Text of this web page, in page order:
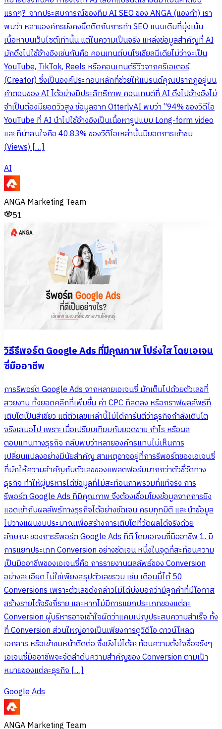
แรกๆ? จากประสบการณ์ของทีม AI SEO ของ ANGA (แองก้า) เรา
พบว่า หลายองค์กรยังคงยึดติดกับการทำ SEO แบบเดิมที่มุ่งเน้น
เนื้อหาบนเว็บไซต์เท่านั้น แต่ในความเป็นจริง แหล่งข้อมูลสำคัญที่ AI
มักดึงไปใช้อ้างอิงเช่นกันคือ คอนเทนต์บนโซเชียลมีเดียไม่ว่าจะเป็น
YouTube, TikTok, Reels หรือคอนเทนต์รีวิวจากครีเอเตอร์
(Creator) ซึ่งเป็นองค์ประกอบหลักที่ช่วยให้แบรนด์คุณปรากฏอยู่บน
คำตอบของ AI ได้อย่างมีประสิทธิภาพ คอนเทนต์ที่ AI ดึงไปอ้างอิงไม่
จำเป็นต้องมียอดวิวสูง ข้อมูลจาก OtterlyAI พบว่า “94% ของวิดีโอ
YouTube ที่ AI นำไปใช้อ้างอิงเป็นเนื้อหารูปแบบ Long-form video
และที่น่าสนใจคือ 40.83% ของวิดีโอเหล่านั้นมียอดการเข้าชม
(Views) […]
AI
ANGA Marketing Team
51
วิธีรีพอร์ต Google Ads ที่มีคุณภาพ โปร่งใส โดยเอเจน
ซี่มืออาชีพ
การรีพอร์ต Google Ads จากหลายเอเจนซี่ มักเต็มไปด้วยตัวเลขที่
สวยงาม ทั้งยอดคลิกที่เพิ่มขึ้น ค่า CPC ที่ลดลง หรือกราฟผลลัพธ์ที่
เติบโตเป็นสีเขียว แต่ตัวเลขเหล่านี้ไม่ได้การันตีว่าธุรกิจกำลังเติบโต
จริงเสมอไป เพราะเมื่อเปรียบเทียบกับยอดขาย กำไร หรือผล
ตอบแทนทางธุรกิจ กลับพบว่าหลายองค์กรแทบไม่เห็นการ
เปลี่ยนแปลงอย่างมีนัยสำคัญ สาเหตุอาจอยู่ที่การรีพอร์ตของเอเจนซี่
ที่มักให้ความสำคัญกับตัวเลขของแพลตฟอร์มมากกว่าตัวชี้วัดทาง
ธุรกิจ ทำให้ผู้บริหารได้ข้อมูลที่ไม่สะท้อนภาพรวมที่แท้จริง การ
รีพอร์ต Google Ads ที่มีคุณภาพ จึงต้องเชื่อมโยงข้อมูลจากการยิง
แอดเข้ากับผลลัพธ์ทางธุรกิจได้อย่างชัดเจน ครบทุกมิติ และนำข้อมูล
ไปวางแผนงบประมาณเพื่อสร้างการเติบโตที่วัดผลได้จริงด้วย
ลักษณะของการรีพอร์ต Google Ads ที่ดี โดยเอเจนซี่มืออาชีพ 1. มี
การแยกประเภท Conversion อย่างชัดเจน หนึ่งในจุดที่สะท้อนความ
เป็นมืออาชีพของเอเจนซี่คือ การรายงานผลลัพธ์ของ Conversion
อย่างละเอียด ไม่ใช่เพียงสรุปตัวเลขรวม เช่น เดือนนี้ได้ 50
Conversions เพราะตัวเลขดังกล่าวไม่ได้บ่งบอกว่ามีลูกค้าที่มีโอกาส
สร้างรายได้จริงกี่ราย และหากไม่มีการแยกประเภทของแต่ละ
Conversion ผู้บริหารอาจเข้าใจผิดว่าแคมเปญประสบความสำเร็จ ทั้ง
ที่ Conversion ส่วนใหญ่อาจเป็นเพียงการดูวิดีโอ ดาวน์โหลด
เอกสาร หรือเข้าชมหน้าติดต่อ ซึ่งยังไม่ได้สะท้อนความตั้งใจซื้อจริงๆ
เอเจนซี่มืออาชีพจะจัดลำดับความสำคัญของ Conversion ตามเป้า
หมายของแต่ละธุรกิจ […]
Google Ads
ANGA Marketing Team